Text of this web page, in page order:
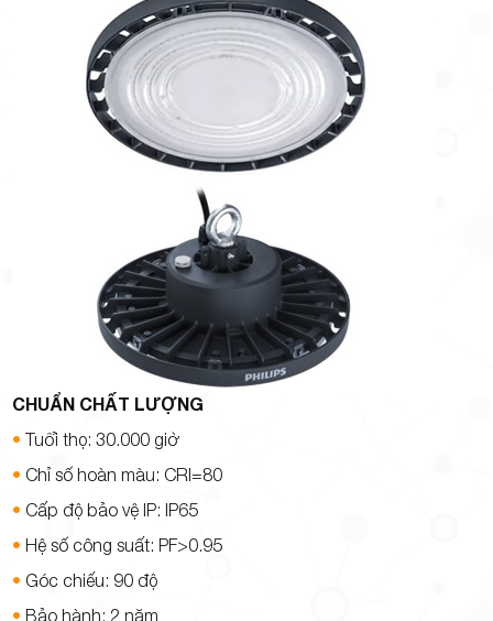
CHUẨN CHẤT LƯỢNG
• Tuổi thọ: 30.000 giờ
• Chỉ số hoàn màu: CRI=80
• Cấp độ bảo vệ IP: IP65
• Hệ số công suất: PF>0.95
• Góc chiếu: 90 độ
• Bảo hành: 2 năm